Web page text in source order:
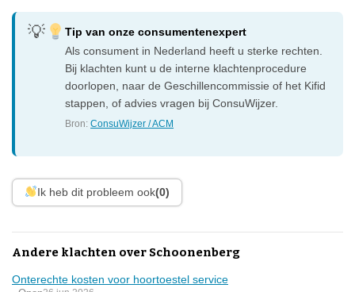
Tip van onze consumentenexpert
Als consument in Nederland heeft u sterke rechten.
Bij klachten kunt u de interne klachtenprocedure
doorlopen, naar de Geschillencommissie of het Kifid
stappen, of advies vragen bij ConsuWijzer.
Bron:ConsuWijzer / ACM
Ik heb dit probleem ook(0)
Andere klachten over Schoonenberg
Onterechte kosten voor hoortoestel service